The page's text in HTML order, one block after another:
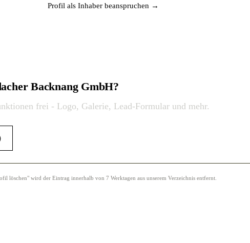
Profil als Inhaber beanspruchen →
Backnang GmbH?
frei - Logo, Galerie, Lead-Formular und mehr.
löschen" wird der Eintrag innerhalb von 7 Werktagen aus unserem Verzeichnis entfernt.